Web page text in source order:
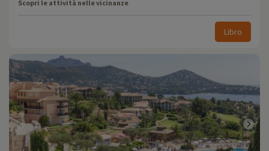
Scopri le attività nelle vicinanze
Libro